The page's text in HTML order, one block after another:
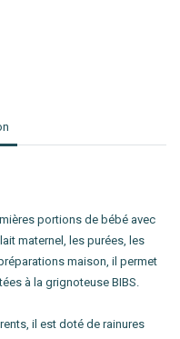
portions de bébé avec
maternel, les purées, les
maison, il permet
à la grignoteuse BIBS.
il est doté de rainures